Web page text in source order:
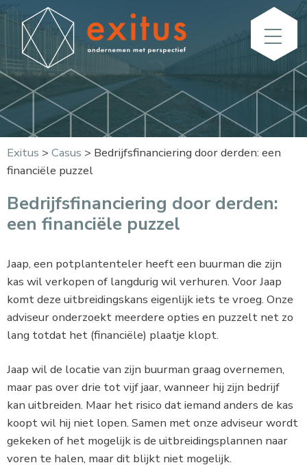
Exitus > Casus > Bedrijfsfinanciering door derden: een
financiële puzzel
Bedrijfsfinanciering door derden:
een financiële puzzel
Jaap, een potplantenteler heeft een buurman die zijn
kas wil verkopen of langdurig wil verhuren. Voor Jaap
komt deze uitbreidingskans eigenlijk iets te vroeg. Onze
adviseur onderzoekt meerdere opties en puzzelt net zo
lang totdat het (financiële) plaatje klopt.
Jaap wil de locatie van zijn buurman graag overnemen,
maar pas over drie tot vijf jaar, wanneer hij zijn bedrijf
kan uitbreiden. Maar het risico dat iemand anders de kas
koopt wil hij niet lopen. Samen met onze adviseur wordt
gekeken of het mogelijk is de uitbreidingsplannen naar
voren te halen, maar dit blijkt niet mogelijk.